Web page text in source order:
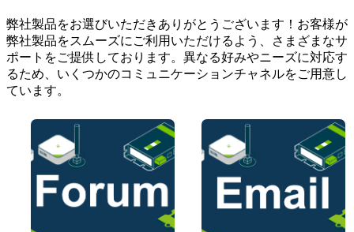
弊社製品をお選びいただきありがとうございます！お客様が
弊社製品をスムーズにご利用いただけるよう、さまざまなサ
ポートをご提供しております。異なる好みやニーズに対応す
るため、いくつかのコミュニケーションチャネルをご用意し
ています。